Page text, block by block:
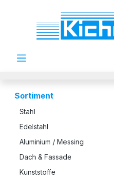
Zum Hauptinhalt springen
Sortiment
Stahl
Edelstahl
Aluminium / Messing
Dach & Fassade
Kunststoffe